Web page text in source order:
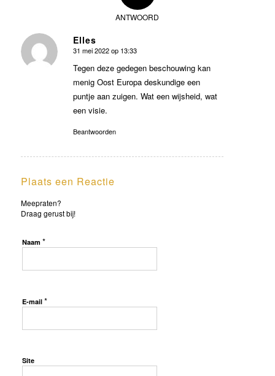
ANTWOORD
Elles
zegt:
31 mei 2022 op 13:33
Tegen deze gedegen beschouwing kan
menig Oost Europa deskundige een
puntje aan zuigen. Wat een wijsheid, wat
een visie.
Beantwoorden
Plaats een Reactie
Meepraten?
Draag gerust bij!
Naam *
E-mail *
Site